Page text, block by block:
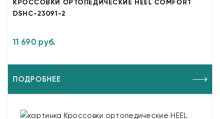
КРОССОВКИ ОРТОПЕДИЧЕСКИЕ HEEL COMFORT
DSHC-23091-2
11 690 руб.
ПОДРОБНЕЕ